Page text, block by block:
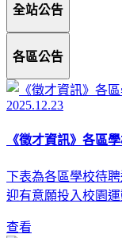
全站公告
各區公告
2025.12.23
《徵才資訊》各區
下表為各區學校待
迎有意願投入校園
查看